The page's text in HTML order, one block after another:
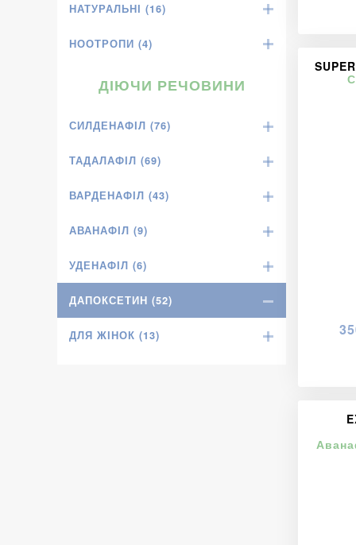
НАТУРАЛЬНІ (16)
НООТРОПИ (4)
ДІЮЧИ РЕЧОВИНИ
СИЛДЕНАФІЛ (76)
ТАДАЛАФІЛ (69)
ВАРДЕНАФІЛ (43)
АВАНАФІЛ (9)
УДЕНАФІЛ (6)
ДАПОКСЕТИН (52)
ДЛЯ ЖІНОК (13)